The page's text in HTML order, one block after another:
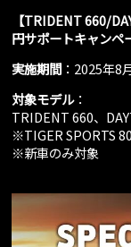
【TRIDENT 660/
円サポートキャンペ
実施期間 ：2025年8
対象モデル：
TRIDENT 660、
※TIGER SPORTS
※新車のみ対象